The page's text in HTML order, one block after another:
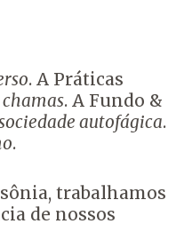
. A Práticas
. A Fundo &
autofágica.
.
trabalhamos
de nossos